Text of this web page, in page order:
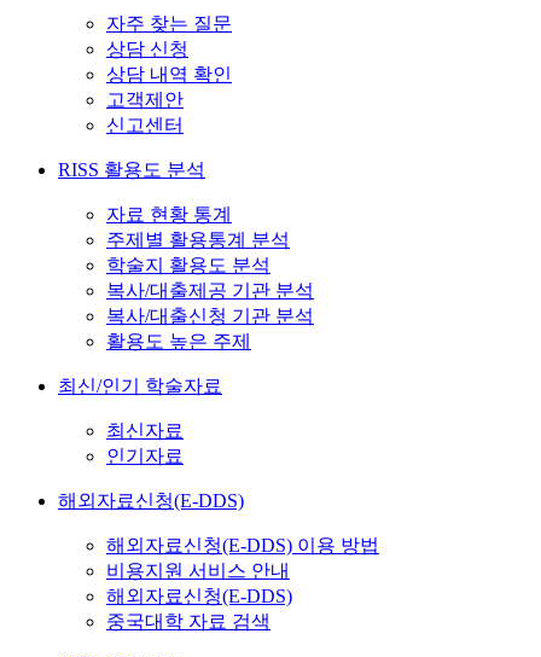
자주 찾는 질문
상담 신청
상담 내역 확인
고객제안
신고센터
RISS 활용도 분석
자료 현황 통계
주제별 활용통계 분석
학술지 활용도 분석
복사/대출제공 기관 분석
복사/대출신청 기관 분석
활용도 높은 주제
최신/인기 학술자료
최신자료
인기자료
해외자료신청(E-DDS)
해외자료신청(E-DDS) 이용 방법
비용지원 서비스 안내
해외자료신청(E-DDS)
중국대학 자료 검색